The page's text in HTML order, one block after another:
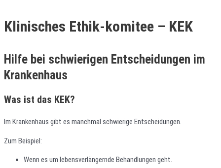
Klinisches Ethik-komitee – KEK
Hilfe bei schwierigen Entscheidungen im
Krankenhaus
Was ist das KEK?
Im Krankenhaus gibt es manchmal schwierige Entscheidungen.
Zum Beispiel:
Wenn es um lebensverlängernde Behandlungen geht.